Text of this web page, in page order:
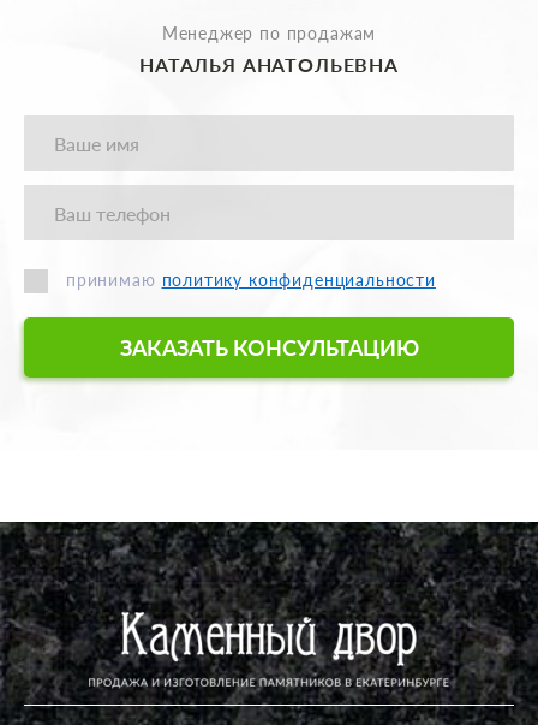
Менеджер по продажам
НАТАЛЬЯ АНАТОЛЬЕВНА
принимаю политику конфиденциальности
ЗАКАЗАТЬ КОНСУЛЬТАЦИЮ